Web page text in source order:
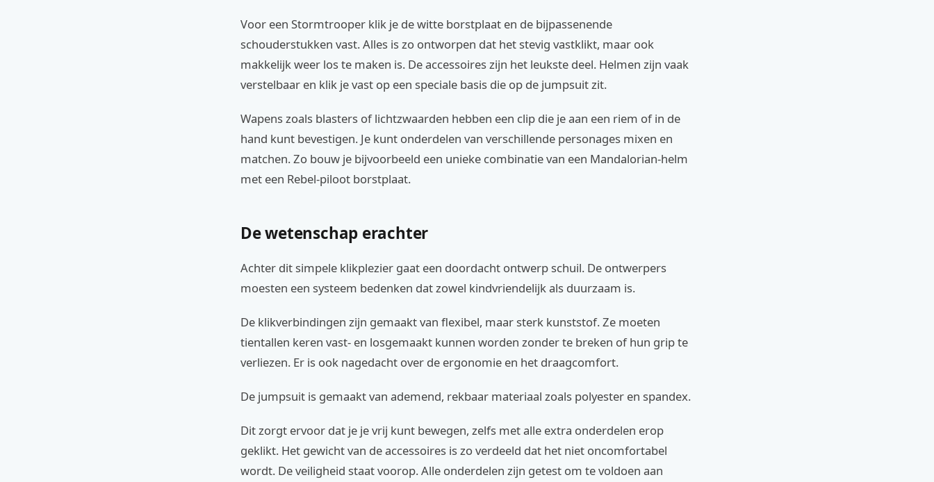
Voor een Stormtrooper klik je de witte borstplaat en de bijpassenende
schouderstukken vast. Alles is zo ontworpen dat het stevig vastklikt, maar ook
makkelijk weer los te maken is. De accessoires zijn het leukste deel. Helmen zijn vaak
verstelbaar en klik je vast op een speciale basis die op de jumpsuit zit.
Wapens zoals blasters of lichtzwaarden hebben een clip die je aan een riem of in de
hand kunt bevestigen. Je kunt onderdelen van verschillende personages mixen en
matchen. Zo bouw je bijvoorbeeld een unieke combinatie van een Mandalorian-helm
met een Rebel-piloot borstplaat.
De wetenschap erachter
Achter dit simpele klikplezier gaat een doordacht ontwerp schuil. De ontwerpers
moesten een systeem bedenken dat zowel kindvriendelijk als duurzaam is.
De klikverbindingen zijn gemaakt van flexibel, maar sterk kunststof. Ze moeten
tientallen keren vast- en losgemaakt kunnen worden zonder te breken of hun grip te
verliezen. Er is ook nagedacht over de ergonomie en het draagcomfort.
De jumpsuit is gemaakt van ademend, rekbaar materiaal zoals polyester en spandex.
Dit zorgt ervoor dat je je vrij kunt bewegen, zelfs met alle extra onderdelen erop
geklikt. Het gewicht van de accessoires is zo verdeeld dat het niet oncomfortabel
wordt. De veiligheid staat voorop. Alle onderdelen zijn getest om te voldoen aan